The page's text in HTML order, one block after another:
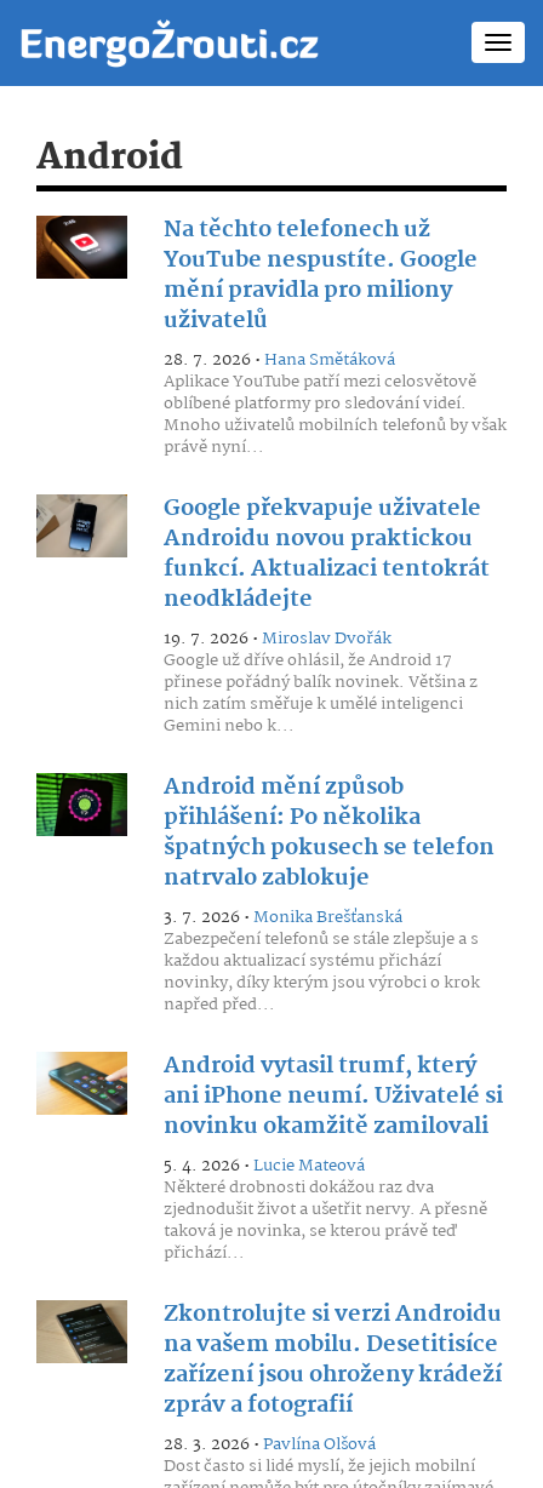
Android
Na těchto telefonech už
YouTube nespustíte. Google
mění pravidla pro miliony
uživatelů
28. 7. 2026 •Hana Smětáková
Aplikace YouTube patří mezi celosvětově
oblíbené platformy pro sledování videí.
Mnoho uživatelů mobilních telefonů by však
právě nyní...
Google překvapuje uživatele
Androidu novou praktickou
funkcí. Aktualizaci tentokrát
neodkládejte
19. 7. 2026 •Miroslav Dvořák
Google už dříve ohlásil, že Android 17
přinese pořádný balík novinek. Většina z
nich zatím směřuje k umělé inteligenci
Gemini nebo k...
Android mění způsob
přihlášení: Po několika
špatných pokusech se telefon
natrvalo zablokuje
3. 7. 2026 •Monika Brešťanská
Zabezpečení telefonů se stále zlepšuje a s
každou aktualizací systému přichází
novinky, díky kterým jsou výrobci o krok
napřed před...
Android vytasil trumf, který
ani iPhone neumí. Uživatelé si
novinku okamžitě zamilovali
5. 4. 2026 •Lucie Mateová
Některé drobnosti dokážou raz dva
zjednodušit život a ušetřit nervy. A přesně
taková je novinka, se kterou právě teď
přichází...
Zkontrolujte si verzi Androidu
na vašem mobilu. Desetitisíce
zařízení jsou ohroženy krádeží
zpráv a fotografií
28. 3. 2026 •Pavlína Olšová
Dost často si lidé myslí, že jejich mobilní